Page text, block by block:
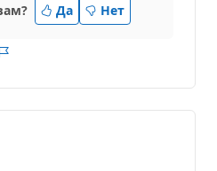
Да Нет